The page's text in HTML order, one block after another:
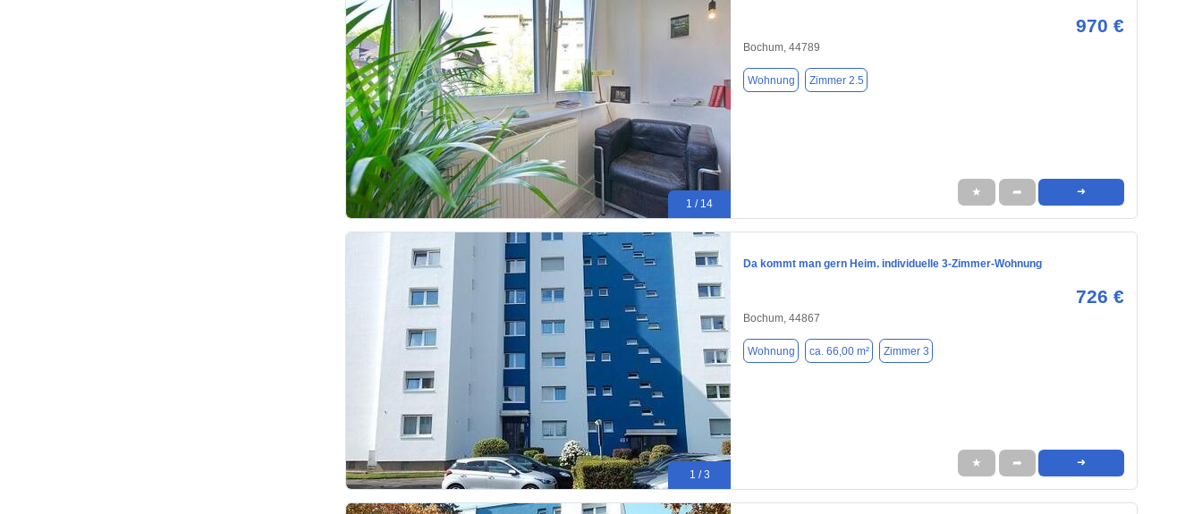
1 / 14
970 €
Bochum, 44789
Wohnung Zimmer 2.5
★ ➦ ➜
1 / 3
Da kommt man gern Heim. individuelle 3-Zimmer-Wohnung
726 €
Bochum, 44867
Wohnung ca. 66,00 m² Zimmer 3
★ ➦ ➜